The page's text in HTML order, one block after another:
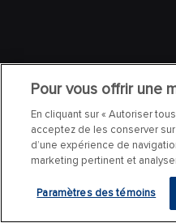
Pour vous offrir une
En cliquant sur « Autoriser
acceptez de les conserver
d’une expérience de
marketing pertinent et
Paramètres des témoins